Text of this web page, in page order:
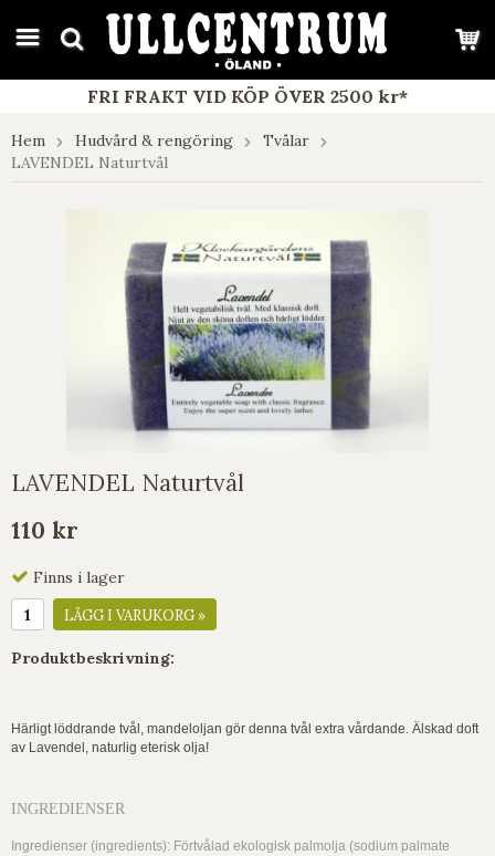
google-site-verification: google7e4b1026db5d9f32.html
FRI FRAKT VID KÖP ÖVER 2500 kr*
Hem Hudvård & rengöring
Tvålar
LAVENDEL Naturtvål
LAVENDEL Naturtvål
110 kr
Finns i lager
LÄGG I VARUKORG »
Produktbeskrivning:
Härligt löddrande tvål, mandeloljan gör denna tvål extra vårdande. Älskad doft
av Lavendel, naturlig eterisk olja!
INGREDIENSER
Ingredienser (ingredients): Förtvålad ekologisk palmolja (sodium palmate